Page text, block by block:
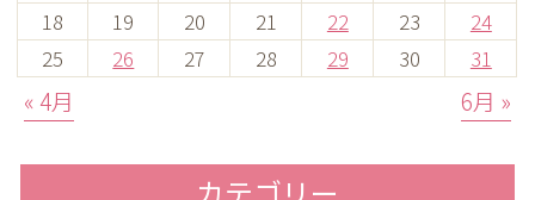
18
19 20 21 22 23
24
25
26 27 28 29 30 31
« 4月 6月 »